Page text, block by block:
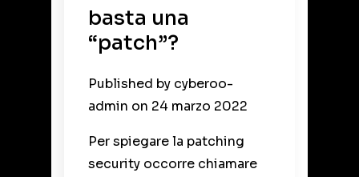
basta una
“patch”?
Published by cyberoo-
admin on 24 marzo 2022
Per spiegare la patching
security occorre chiamare